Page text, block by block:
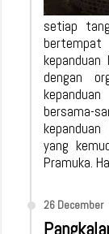
setiap
kepanduan
dengan
bersama-
yang
Pramuka.
26 December